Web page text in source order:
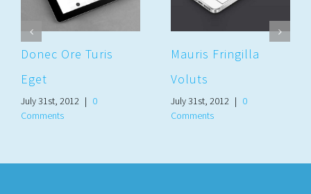
Donec Ore Turis
Eget
July 31st, 2012 | 0
Comments
Mauris Fringilla
Voluts
July 31st, 2012 | 0
Comments